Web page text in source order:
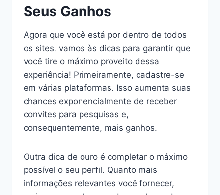
Seus Ganhos
Agora que você está por dentro de todos
os sites, vamos às dicas para garantir que
você tire o máximo proveito dessa
experiência! Primeiramente, cadastre-se
em várias plataformas. Isso aumenta suas
chances exponencialmente de receber
convites para pesquisas e,
consequentemente, mais ganhos.
Outra dica de ouro é completar o máximo
possível o seu perfil. Quanto mais
informações relevantes você fornecer,